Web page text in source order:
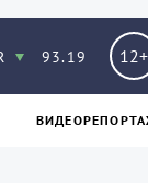
93.19 12+